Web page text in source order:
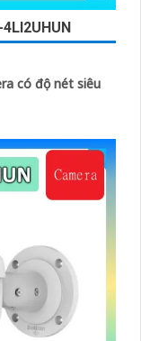
có độ nét siêu